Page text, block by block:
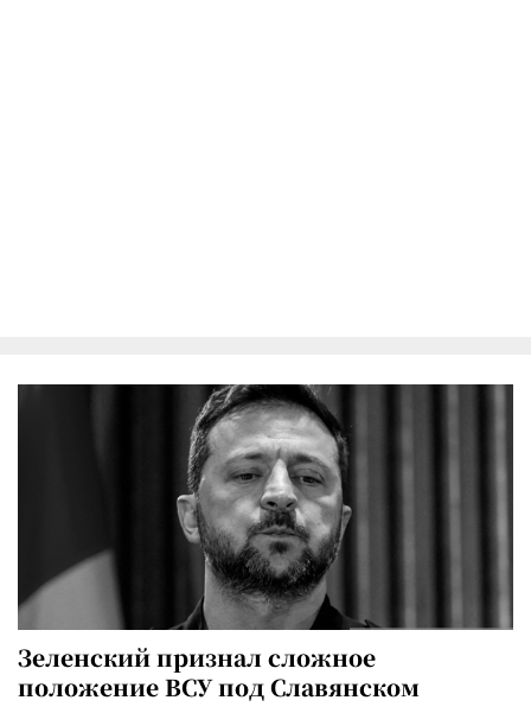
Зеленский признал сложное
положение ВСУ под Славянском